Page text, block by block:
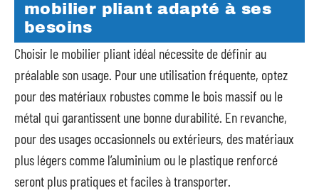
mobilier pliant adapté à ses
besoins
Choisir le mobilier pliant idéal nécessite de définir au
préalable son usage. Pour une utilisation fréquente, optez
pour des matériaux robustes comme le bois massif ou le
métal qui garantissent une bonne durabilité. En revanche,
pour des usages occasionnels ou extérieurs, des matériaux
plus légers comme l’aluminium ou le plastique renforcé
seront plus pratiques et faciles à transporter.